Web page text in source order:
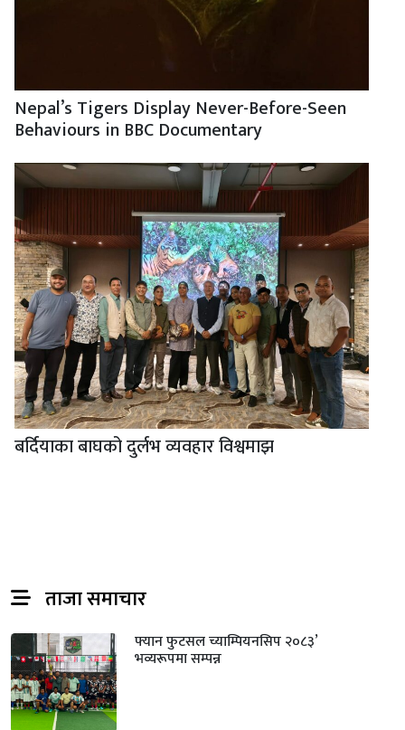
Nepal’s Tigers Display Never-Before-Seen
Behaviours in BBC Documentary
बर्दियाका बाघको दुर्लभ व्यवहार विश्वमाझ
ताजा समाचार
फ्यान फुटसल च्याम्पियनसिप २०८३’
भव्यरूपमा सम्पन्न